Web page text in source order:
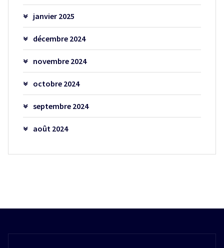
janvier 2025
décembre 2024
novembre 2024
octobre 2024
septembre 2024
août 2024